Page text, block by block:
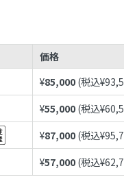
価格
¥85,000 (税込¥
¥55,000 (税込¥
¥87,000 (税込¥
¥57,000 (税込¥